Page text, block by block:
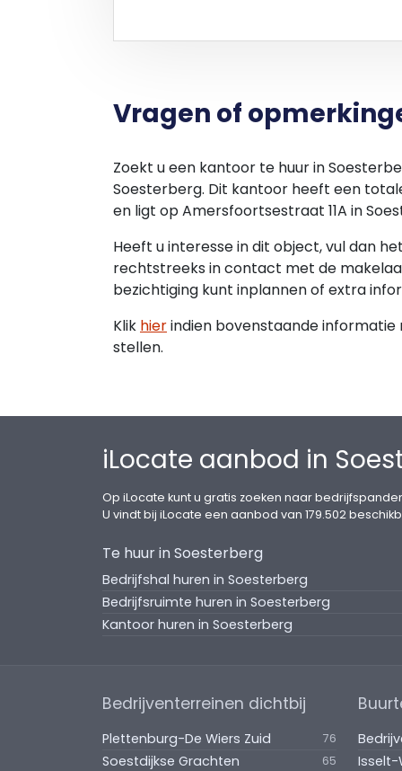
Vragen of
Zoekt u een kantoor te huur in
Soesterberg. Dit kantoor heeft een
en ligt op Amersfoortsestraat 11A in
Heeft u interesse in dit object, vul dan
rechtstreeks in contact met de
bezichtiging kunt inplannen of extra
Klik hierindien bovenstaande informatie
stellen.
iLocate aanbod in
Op iLocate kunt u gratis zoeken naar
U vindt bij iLocate een aanbod van 179.502
Te huur in Soesterberg
Bedrijfshal huren in Soesterberg
Bedrijfsruimte huren in Soesterberg
Kantoor huren in Soesterberg
Bedrijventerreinen dichtbij
Plettenburg-De Wiers Zuid 76
Soestdijkse Grachten 65 Isselt-